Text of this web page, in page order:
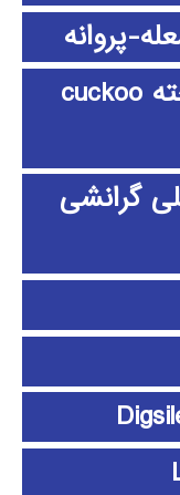
پروانه
الگوریتم جستجوی فاخته cuckoo
گرانشی